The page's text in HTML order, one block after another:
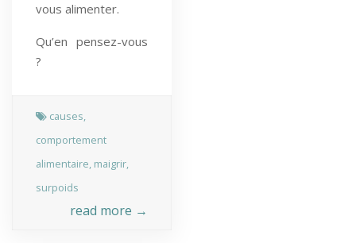
vous alimenter.
Qu’en pensez-vous
?
causes,
comportement
alimentaire, maigrir,
surpoids
read more →